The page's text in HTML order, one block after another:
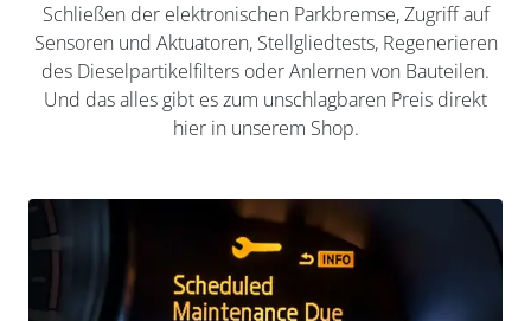
Schließen der elektronischen Parkbremse, Zugriff auf
Sensoren und Aktuatoren, Stellgliedtests, Regenerieren
des Dieselpartikelfilters oder Anlernen von Bauteilen.
Und das alles gibt es zum unschlagbaren Preis direkt
hier in unserem Shop.